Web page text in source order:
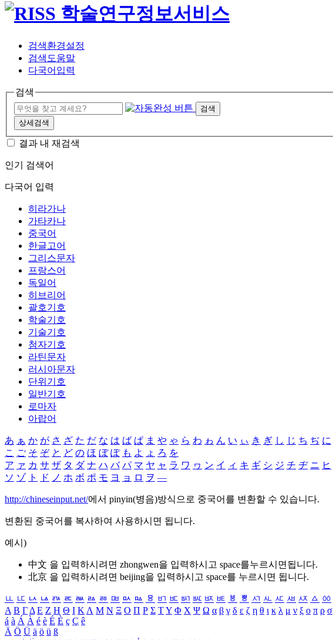
검색환경설정
검색도움말
다국어입력
검색
검색
상세검색
결과 내 재검색
인기 검색어
다국어 입력
히라가나
가타카나
중국어
한글고어
그리스문자
프랑스어
독일어
히브리어
괄호기호
학술기호
기술기호
첨자기호
라틴문자
러시아문자
단위기호
일반기호
로마자
아랍어
あ ぁ か が さ ざ た だ な は ば ぱ ま や ゃ ら わ ゎ ん い ぃ き ぎ し じ ち ぢ に
こ ご そ ぞ と ど の ほ ぼ ぽ も よ ょ ろ を
ア ァ カ サ ザ タ ダ ナ ハ バ パ マ ヤ ャ ラ ワ ヮ ン イ ィ キ ギ シ ジ チ ヂ ニ ヒ
ソ ゾ ト ド ノ ホ ボ ポ モ ヨ ョ ロ ヲ ―
http://chineseinput.net/에서 pinyin(병음)방식으로 중국어를 변환할 수 있습니다.
변환된 중국어를 복사하여 사용하시면 됩니다.
예시)
中文 을 입력하시려면 zhongwen을 입력하시고 space를누르시면됩니다.
北京 을 입력하시려면 beijing을 입력하시고 space를 누르시면 됩니다.
ㅥ ㅦ ㅧ ㅨ ㅩ ㅪ ㅫ ㅬ ㅭ ㅮ ㅯ ㅰ ㅱ ㅲ ㅳ ㅴ ㅵ ㅶ ㅷ ㅸ ㅹ ㅺ ㅻ ㅼ ㅽ ㅾ ㅿ ㆀ
Α Β ΓΔ Ε Ζ Η Θ Ι ΚΛ Μ Ν Ξ Ο Π Ρ Σ ΤΥ Φ Χ Ψ Ω α β γ δ ε ζ η θ ι κ λ μ ν ξ ο π ρ σ
á à Á À é è É È ç Ç ê
Ä Ö Ü ä ö ü ß